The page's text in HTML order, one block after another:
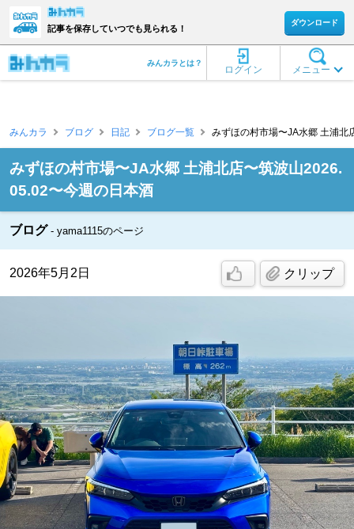
記事を保存していつでも見られる！
ダウンロード
メニュー
ログイン
みんカラとは？
みんカラ ブログ 日記 ブログ一覧 みずほの村市場〜JA水郷 土浦北
みずほの村市場〜JA水郷 土浦北店〜筑波山2026.
05.02〜今週の日本酒
ブログ yama1115のページ
2026年5月2日 クリップ